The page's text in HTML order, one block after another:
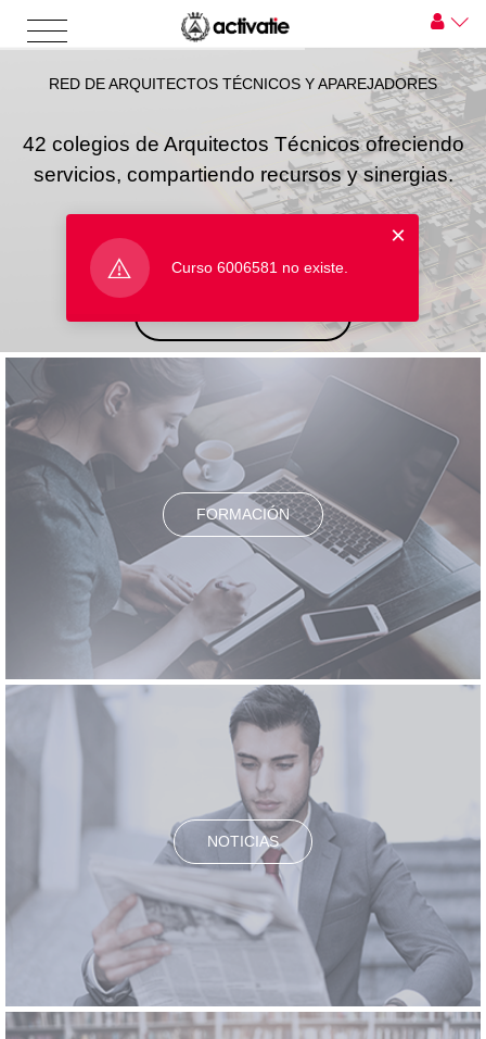
RED DE ARQUITECTOS TÉCNICOS Y APAREJADORES
42 colegios de Arquitectos Técnicos ofreciendo
servicios, compartiendo recursos y sinergias.
FORMACIÓN
NOTICIAS
Curso 6006581 no existe.
×